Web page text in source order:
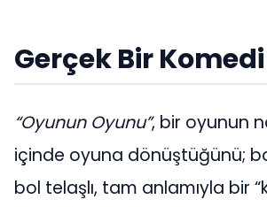
Gerçek Bir
“Oyunun Oyunu”, bir oyunun
içinde oyuna dönüştüğünü;
bol telaşlı, tam anlamıyla bir